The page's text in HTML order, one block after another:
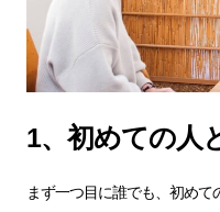
1、初めての人
まず一つ目に誰でも、初め